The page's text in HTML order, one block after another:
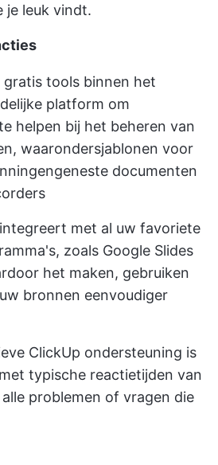
je leuk vindt.
gratis tools binnen het
platform om
helpen bij het beheren van
waarondersjablonen voor
geneste documenten
met al uw favoriete
zoals Google Slides
het maken, gebruiken
bronnen eenvoudiger
ClickUp ondersteuning is
typische reactietijden van
problemen of vragen die